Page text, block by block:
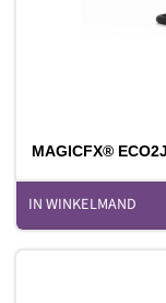
MAGICFX®
IN WINKELMAND